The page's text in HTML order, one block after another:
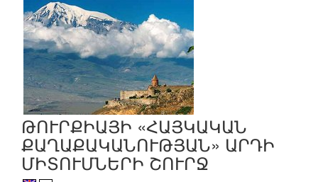
ԹՈՒՐՔԻԱՅԻ «ՀԱՅԿԱԿԱՆ
ՔԱՂԱՔԱԿԱՆՈՒԹՅԱՆ» ԱՐԴԻ
ՄԻՏՈՒՄՆԵՐԻ ՇՈՒՐՋ